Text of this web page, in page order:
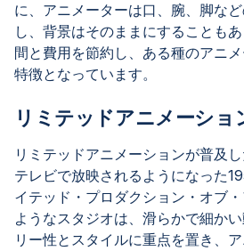
に、アニメーターは口、腕、脚な
し、背景はそのままにすることも
間と費用を節約し、ある種のアニ
特徴となっています。
リミテッドアニメーショ
リミテッドアニメーションが普及
テレビで放映されるようになった
イテッド・プロダクション・オブ
ようなスタジオは、滑らかで細か
リー性とスタイルに重点を置き、